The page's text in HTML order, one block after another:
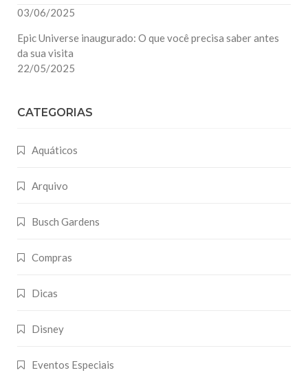
03/06/2025
Epic Universe inaugurado: O que você precisa saber antes
da sua visita
22/05/2025
CATEGORIAS
Aquáticos
Arquivo
Busch Gardens
Compras
Dicas
Disney
Eventos Especiais